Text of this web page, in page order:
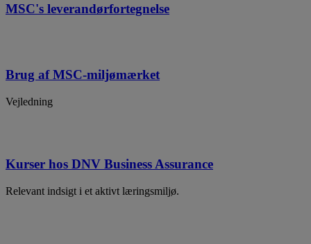
MSC's leverandørfortegnelse
Brug af MSC-miljømærket
Vejledning
Kurser hos DNV Business Assurance
Relevant indsigt i et aktivt læringsmiljø.